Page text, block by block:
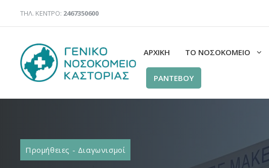
ΤΗΛ. ΚΕΝΤΡΟ: 2467350600
ΑΡΧΙΚΉ ΤΟ ΝΟΣΟΚΟΜΕΙΟ
ΡΑΝΤΕΒΟΥ
Προμήθειες - Διαγωνισμοί